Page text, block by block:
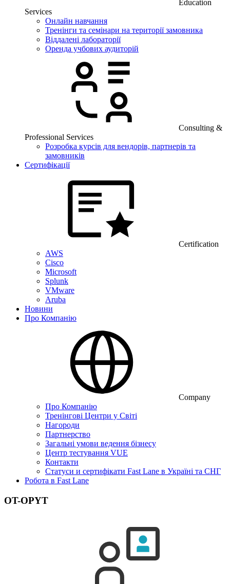
Education
Services
Онлайн навчання
Тренінги та семінари на території замовника
Віддалені лабораторії
Оренда учбових аудиторій
Consulting &
Professional Services
Розробка курсів для вендорів, партнерів та
замовників
Сертифікації
Certification
AWS
Cisco
Microsoft
Splunk
VMware
Aruba
Новини
Про Компанію
Company
Про Компанію
Тренінгові Центри у Світі
Нагороди
Партнерство
Загальні умови ведення бізнесу
Центр тестування VUE
Контакти
Статуси и сертифікати Fast Lane в Україні та СНГ
Робота в Fast Lane
OT-OPYT